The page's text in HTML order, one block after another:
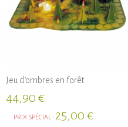
Jeu d'ombres en forêt
44,90 €
PRIX SPÉCIAL : 25,00 €